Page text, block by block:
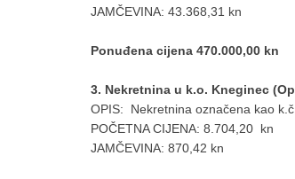
JAMČEVINA: 43.368,31 kn
Ponuđena cijena 470.000,00 kn
3. Nekretnina u k.o. Kneginec
OPIS: Nekretnina označena kao
POČETNA CIJENA: 8.704,20 kn
JAMČEVINA: 870,42 kn